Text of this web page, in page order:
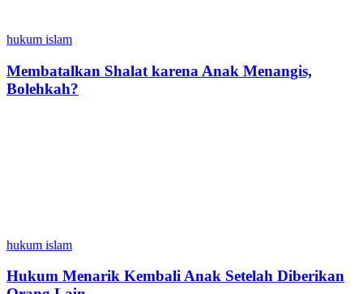
hukum islam
Membatalkan Shalat karena Anak Menangis,
Bolehkah?
hukum islam
Hukum Menarik Kembali Anak Setelah Diberikan